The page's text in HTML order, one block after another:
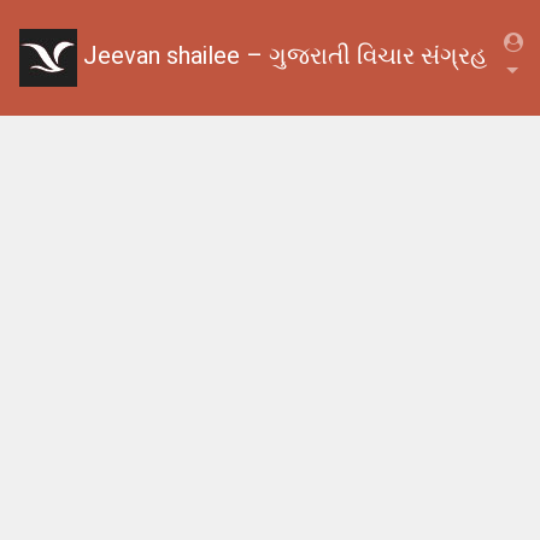
Jeevan shailee – ગુજરાતી વિચાર સંગ્રહ